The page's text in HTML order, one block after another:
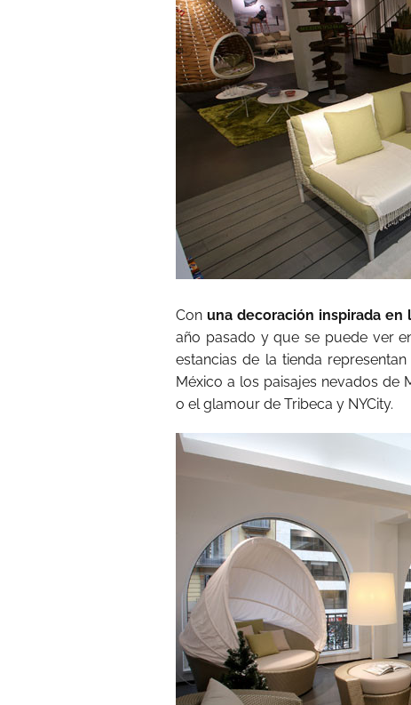
Con una decoración inspirada en
año pasado y que se puede ver
estancias de la tienda
México a los paisajes nevados de
o el glamour de Tribeca y NYCity.